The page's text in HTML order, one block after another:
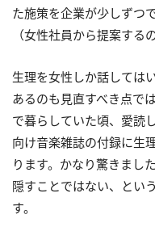
た施策を企業が少しずつ
（女性社員から提案する
生理を女性しか話しては
あるのも見直すべき点で
で暮らしていた頃、愛読
向け音楽雑誌の付録に生
ります。かなり驚きまし
隠すことではない、とい
す。